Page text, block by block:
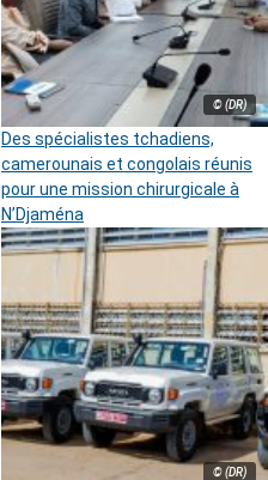
© (DR)
Des spécialistes tchadiens,
camerounais et congolais réunis
pour une mission chirurgicale à
N’Djaména
© (DR)